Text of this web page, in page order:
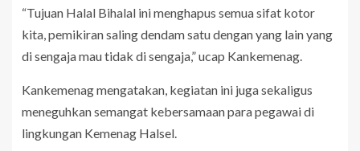
“Tujuan Halal Bihalal ini menghapus semua sifat kotor
kita, pemikiran saling dendam satu dengan yang lain yang
di sengaja mau tidak di sengaja,” ucap Kankemenag.
Kankemenag mengatakan, kegiatan ini juga sekaligus
meneguhkan semangat kebersamaan para pegawai di
lingkungan Kemenag Halsel.